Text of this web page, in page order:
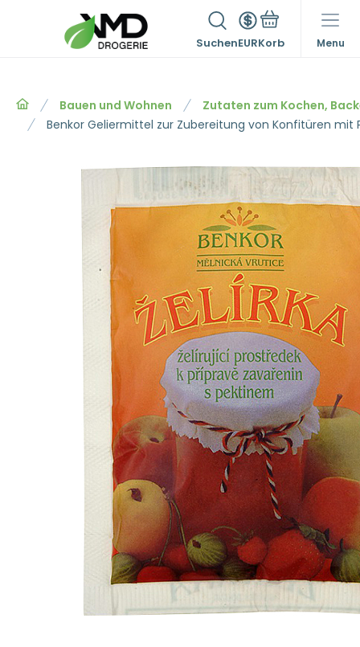
SuchenEUR Menu
Bauen und Wohnen
Zutaten zum Kochen,
Benkor Geliermittel zur Zubereitung von Konfitüren mit